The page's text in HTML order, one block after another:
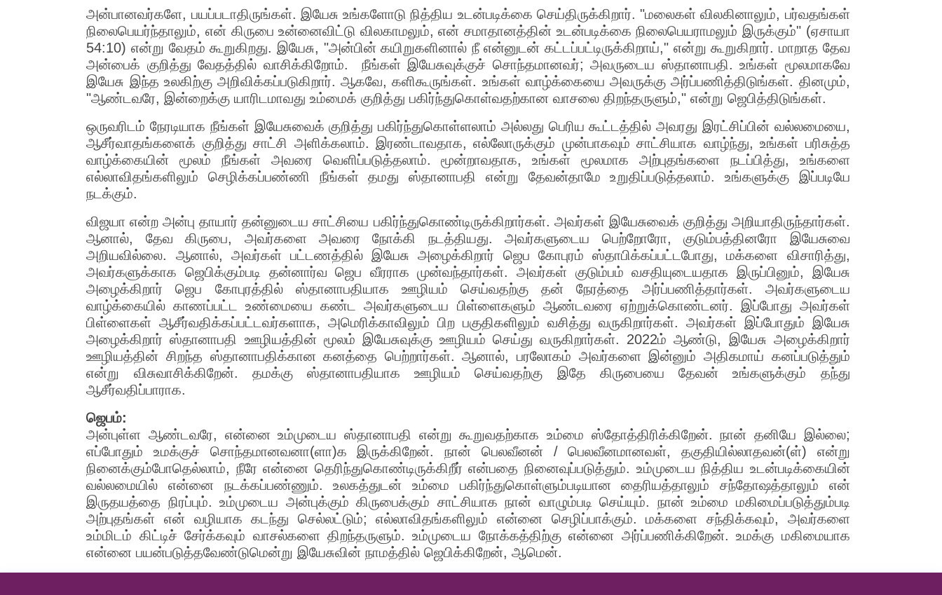
அன்பானவர்களே, பயப்படாதிருங்கள். இயேசு உங்களோடு நித்திய உடன்படிக்கை செய்திருக்கிறார். "மலைகள் விலகினாலும், பர்வதங்கள்
நிலைபெயர்ந்தாலும், என் கிருபை உன்னைவிட்டு விலகாமலும், என் சமாதானத்தின் உடன்படிக்கை நிலைபெயராமலும் இருக்கும்" (ஏசாயா
54:10) என்று வேதம் கூறுகிறது. இயேசு, "அன்பின் கயிறுகளினால் நீ என்னுடன் கட்டப்பட்டிருக்கிறாய்," என்று கூறுகிறார். மாறாத தேவ
அன்பைக் குறித்து வேதத்தில் வாசிக்கிறோம். நீங்கள் இயேசுவுக்குச் சொந்தமானவர்; அவருடைய ஸ்தானாபதி. உங்கள் மூலமாகவே
இயேசு இந்த உலகிற்கு அறிவிக்கப்படுகிறார். ஆகவே, களிகூருங்கள். உங்கள் வாழ்க்கையை அவருக்கு அர்ப்பணித்திடுங்கள். தினமும்,
"ஆண்டவரே, இன்றைக்கு யாரிடமாவது உம்மைக் குறித்து பகிர்ந்துகொள்வதற்கான வாசலை திறந்தருளும்," என்று ஜெபித்திடுங்கள்.
ஒருவரிடம் நேரடியாக நீங்கள் இயேசுவைக் குறித்து பகிர்ந்துகொள்ளலாம் அல்லது பெரிய கூட்டத்தில் அவரது இரட்சிப்பின் வல்லமையை,
ஆசீர்வாதங்களைக் குறித்து சாட்சி அளிக்கலாம். இரண்டாவதாக, எல்லோருக்கும் முன்பாகவும் சாட்சியாக வாழ்ந்து, உங்கள் பரிசுத்த
வாழ்க்கையின் மூலம் நீங்கள் அவரை வெளிப்படுத்தலாம். மூன்றாவதாக, உங்கள் மூலமாக அற்புதங்களை நடப்பித்து, உங்களை
எல்லாவிதங்களிலும் செழிக்கப்பண்ணி நீங்கள் தமது ஸ்தானாபதி என்று தேவன்தாமே உறுதிப்படுத்தலாம். உங்களுக்கு இப்படியே
நடக்கும்.
விஜயா என்ற அன்பு தாயார் தன்னுடைய சாட்சியை பகிர்ந்துகொண்டிருக்கிறார்கள். அவர்கள் இயேசுவைக் குறித்து அறியாதிருந்தார்கள்.
ஆனால், தேவ கிருபை, அவர்களை அவரை நோக்கி நடத்தியது. அவர்களுடைய பெற்றோரோ, குடும்பத்தினரோ இயேசுவை
அறியவில்லை. ஆனால், அவர்கள் பட்டணத்தில் இயேசு அழைக்கிறார் ஜெப கோபுரம் ஸ்தாபிக்கப்பட்டபோது, மக்களை விசாரித்து,
அவர்களுக்காக ஜெபிக்கும்படி தன்னார்வ ஜெப வீரராக முன்வந்தார்கள். அவர்கள் குடும்பம் வசதியுடையதாக இருப்பினும், இயேசு
அழைக்கிறார் ஜெப கோபுரத்தில் ஸ்தானாபதியாக ஊழியம் செய்வதற்கு தன் நேரத்தை அர்ப்பணித்தார்கள். அவர்களுடைய
வாழ்க்கையில் காணப்பட்ட உண்மையை கண்ட அவர்களுடைய பிள்ளைகளும் ஆண்டவரை ஏற்றுக்கொண்டனர். இப்போது அவர்கள்
பிள்ளைகள் ஆசீர்வதிக்கப்பட்டவர்களாக, அமெரிக்காவிலும் பிற பகுதிகளிலும் வசித்து வருகிறார்கள். அவர்கள் இப்போதும் இயேசு
அழைக்கிறார் ஸ்தானாபதி ஊழியத்தின் மூலம் இயேசுவுக்கு ஊழியம் செய்து வருகிறார்கள். 2022ம் ஆண்டு, இயேசு அழைக்கிறார்
ஊழியத்தின் சிறந்த ஸ்தானாபதிக்கான கனத்தை பெற்றார்கள். ஆனால், பரலோகம் அவர்களை இன்னும் அதிகமாய் கனப்படுத்தும்
என்று விசுவாசிக்கிறேன். தமக்கு ஸ்தானாபதியாக ஊழியம் செய்வதற்கு இதே கிருபையை தேவன் உங்களுக்கும் தந்து
ஆசீர்வதிப்பாராக.
ஜெபம்:
அன்புள்ள ஆண்டவரே, என்னை உம்முடைய ஸ்தானாபதி என்று கூறுவதற்காக உம்மை ஸ்தோத்திரிக்கிறேன். நான் தனியே இல்லை;
எப்போதும் உமக்குச் சொந்தமானவனா(ளா)க இருக்கிறேன். நான் பெலவீனன் / பெலவீனமானவள், தகுதியில்லாதவன்(ள்) என்று
நினைக்கும்போதெல்லாம், நீரே என்னை தெரிந்துகொண்டிருக்கிறீர் என்பதை நினைவுப்படுத்தும். உம்முடைய நித்திய உடன்படிக்கையின்
வல்லமையில் என்னை நடக்கப்பண்ணும். உலகத்துடன் உம்மை பகிர்ந்துகொள்ளும்படியான தைரியத்தாலும் சந்தோஷத்தாலும் என்
இருதயத்தை நிரப்பும். உம்முடைய அன்புக்கும் கிருபைக்கும் சாட்சியாக நான் வாழும்படி செய்யும். நான் உம்மை மகிமைப்படுத்தும்படி
அற்புதங்கள் என் வழியாக கடந்து செல்லட்டும்; எல்லாவிதங்களிலும் என்னை செழிப்பாக்கும். மக்களை சந்திக்கவும், அவர்களை
உம்மிடம் கிட்டிச் சேர்க்கவும் வாசல்களை திறந்தருளும். உம்முடைய நோக்கத்திற்கு என்னை அர்ப்பணிக்கிறேன். உமக்கு மகிமையாக
என்னை பயன்படுத்தவேண்டுமென்று இயேசுவின் நாமத்தில் ஜெபிக்கிறேன், ஆமென்.